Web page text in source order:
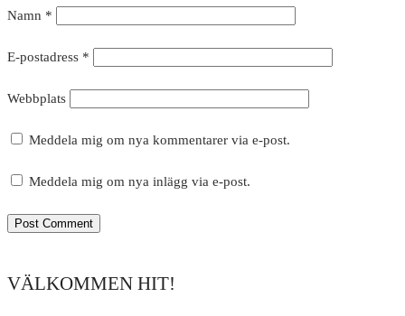
Namn *
E-postadress *
Webbplats
Meddela mig om nya kommentarer via e-post.
Meddela mig om nya inlägg via e-post.
VÄLKOMMEN HIT!